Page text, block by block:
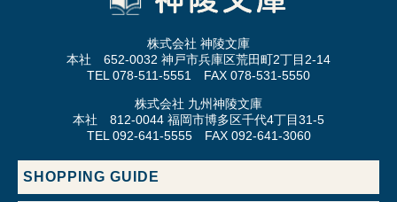
株式会社 神陵文庫
本社 652-0032 神戸市兵庫区荒田町2丁目2-14
TEL 078-511-5551 FAX 078-531-5550
株式会社 九州神陵文庫
本社 812-0044 福岡市博多区千代4丁目31-5
TEL 092-641-5555 FAX 092-641-3060
SHOPPING GUIDE